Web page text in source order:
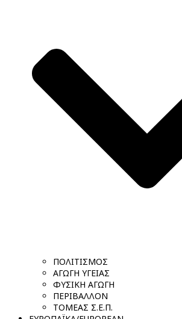
ΠΟΛΙΤΙΣΜΟΣ
ΑΓΩΓΗ ΥΓΕΙΑΣ
ΦΥΣΙΚΗ ΑΓΩΓΗ
ΠΕΡΙΒΑΛΛΟΝ
ΤΟΜΕΑΣ Σ.Ε.Π.